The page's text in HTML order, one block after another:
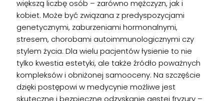
większą liczbę osób – zarówno mężczyzn, jak i
kobiet. Może być związana z predyspozycjami
genetycznymi, zaburzeniami hormonalnymi,
stresem, chorobami autoimmunologicznymi czy
stylem życia. Dla wielu pacjentów łysienie to nie
tylko kwestia estetyki, ale także źródło poważnych
kompleksów i obniżonej samooceny. Na szczęście
dzięki postępowi w medycynie możliwe jest